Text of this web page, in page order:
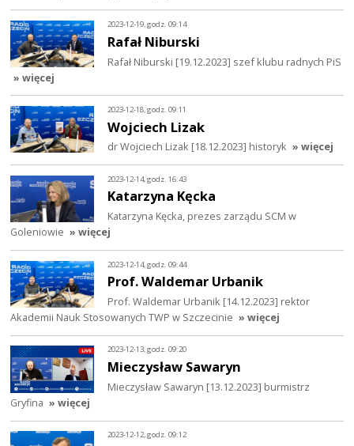
2023-12-19, godz. 09:14
Rafał Niburski
Rafał Niburski [19.12.2023] szef klubu radnych PiS
» więcej
2023-12-18, godz. 09:11
Wojciech Lizak
dr Wojciech Lizak [18.12.2023] historyk » więcej
2023-12-14, godz. 16:43
Katarzyna Kęcka
Katarzyna Kęcka, prezes zarządu SCM w
Goleniowie » więcej
2023-12-14, godz. 09:44
Prof. Waldemar Urbanik
Prof. Waldemar Urbanik [14.12.2023] rektor
Akademii Nauk Stosowanych TWP w Szczecinie » więcej
2023-12-13, godz. 09:20
Mieczysław Sawaryn
Mieczysław Sawaryn [13.12.2023] burmistrz
Gryfina » więcej
2023-12-12, godz. 09:12